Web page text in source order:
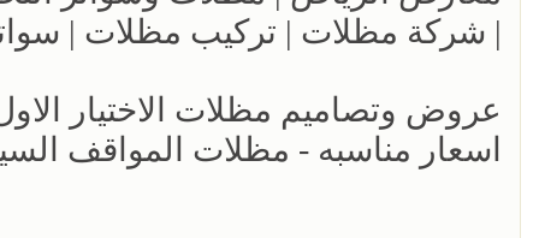
| شركة مظلات | تركيب مظلات |
اسعار مناسبه - مظلات المواقف